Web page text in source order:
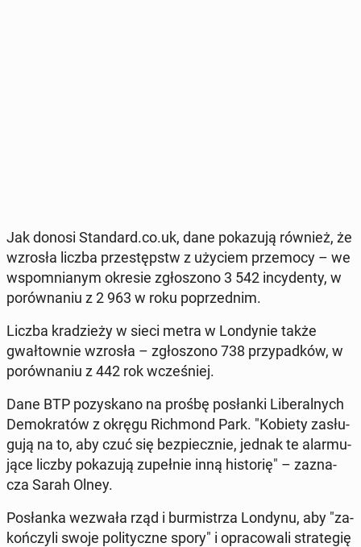
Jak donosi Stan­dard.co.uk, dane po­ka­zu­ją również, że
wzrosła liczba prze­stępstw z użyciem prze­mo­cy – we
wspo­mnia­nym okresie zgło­szo­no 3 542 in­cy­den­ty, w
po­rów­na­niu z 2 963 w roku po­przed­nim.
Liczba kra­dzie­ży w sieci metra w Lon­dy­nie także
gwał­tow­nie wzrosła – zgło­szo­no 738 przy­pad­ków, w
po­rów­na­niu z 442 rok wcze­śniej.
Dane BTP po­zy­ska­no na prośbę po­słan­ki Li­be­ral­nych
De­mo­kra­tów z okręgu Rich­mond Park. "Kobiety za­słu­
gu­ją na to, aby czuć się bez­piecz­nie, jednak te alar­mu­
ją­ce liczby po­ka­zu­ją zu­peł­nie inną hi­sto­rię" – za­zna­
cza Sarah Olney.
Po­słan­ka wezwała rząd i bur­mi­strza Londynu, aby "za­
koń­czy­li swoje po­li­tycz­ne spory" i opra­co­wa­li stra­te­gię